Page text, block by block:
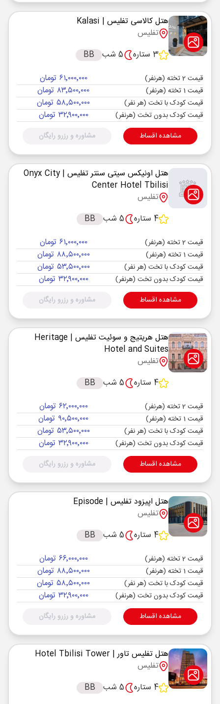
هتل کالاسی تفلیس | Kalasi
تفلیس
3 ستاره
5 شب BB
قیمت 2 تخته (هرنفر) ۶۱٬۰۰۰٬۰۰۰ تومان
قیمت 1 تخته (هرنفر) ۸۳٬۵۰۰٬۰۰۰ تومان
قیمت کودک با تخت (هر نفر) ۵۸٬۵۰۰٬۰۰۰ تومان
قیمت کودک بدون تخت (هرنفر) ۳۲٬۹۰۰٬۰۰۰ تومان
مشاهده اقساط مشاوره و رزرو رایگان
هتل اونیکس سیتی سنتر تفلیس | Onyx City
Center Hotel Tbilisi
تفلیس
4 ستاره
5 شب BB
قیمت 2 تخته (هرنفر) ۶۱٬۰۰۰٬۰۰۰ تومان
قیمت 1 تخته (هرنفر) ۸۸٬۵۰۰٬۰۰۰ تومان
قیمت کودک با تخت (هر نفر) ۵۳٬۵۰۰٬۰۰۰ تومان
قیمت کودک بدون تخت (هرنفر) ۳۲٬۹۰۰٬۰۰۰ تومان
مشاهده اقساط مشاوره و رزرو رایگان
هتل هریتیج و سوئیت تفلیس | Heritage
Hotel and Suites
تفلیس
4 ستاره
5 شب BB
قیمت 2 تخته (هرنفر) ۶۲٬۰۰۰٬۰۰۰ تومان
قیمت 1 تخته (هرنفر) ۹۰٬۵۰۰٬۰۰۰ تومان
قیمت کودک با تخت (هر نفر) ۵۳٬۵۰۰٬۰۰۰ تومان
قیمت کودک بدون تخت (هرنفر) ۳۲٬۹۰۰٬۰۰۰ تومان
مشاهده اقساط مشاوره و رزرو رایگان
هتل اپیزود تفلیس | Episode
تفلیس
4 ستاره
5 شب BB
قیمت 2 تخته (هرنفر) ۶۶٬۰۰۰٬۰۰۰ تومان
قیمت 1 تخته (هرنفر) ۸۸٬۵۰۰٬۰۰۰ تومان
قیمت کودک با تخت (هر نفر) ۵۸٬۵۰۰٬۰۰۰ تومان
قیمت کودک بدون تخت (هرنفر) ۳۲٬۹۰۰٬۰۰۰ تومان
مشاهده اقساط مشاوره و رزرو رایگان
هتل تفلیس تاور| Hotel Tbilisi Tower
تفلیس
4 ستاره
5 شب BB